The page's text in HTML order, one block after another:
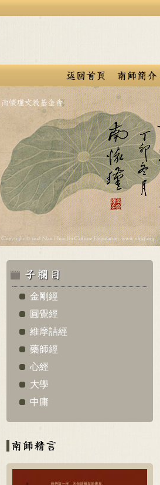
金剛經
圓覺經
維摩詰經
藥師經
心經
大學
中庸